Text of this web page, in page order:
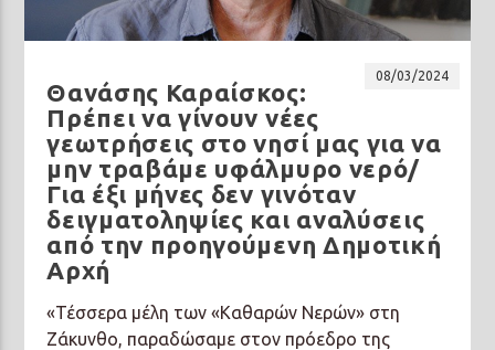
Prisma Radio 90,2
08/03/2024
Θανάσης Καραίσκος:
Πρέπει να γίνουν νέες
γεωτρήσεις στο νησί μας για να
μην τραβάμε υφάλμυρο νερό/
Για έξι μήνες δεν γινόταν
δειγματοληψίες και αναλύσεις
από την προηγούμενη Δημοτική
Αρχή
«Τέσσερα μέλη των «Καθαρών Νερών» στη
Ζάκυνθο, παραδώσαμε στον πρόεδρο της